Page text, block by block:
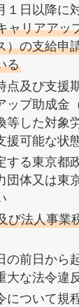
１日以降に
ャリアアッ
）の支給申
る
点及び支援
ップ助成金
等した対象
援可能な状
する東京都
団体又は東
び法人事業
の前日から
大な法令違
について規